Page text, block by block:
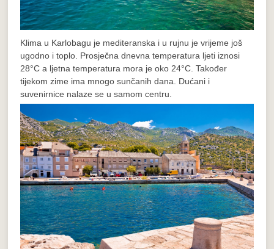
Klima u Karlobagu je mediteranska i u rujnu je vrijeme još
ugodno i toplo. Prosječna dnevna temperatura ljeti iznosi
28°C a ljetna temperatura mora je oko 24°C. Također
tijekom zime ima mnogo sunčanih dana. Dućani i
suvenirnice nalaze se u samom centru.